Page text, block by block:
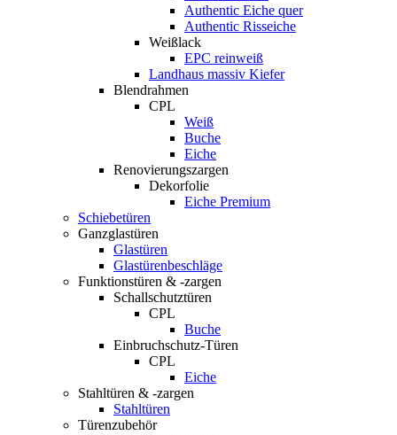
Authentic Eiche quer
Authentic Risseiche
Weißlack
EPC reinweiß
Landhaus massiv Kiefer
Blendrahmen
CPL
Weiß
Buche
Eiche
Renovierungszargen
Dekorfolie
Eiche Premium
Schiebetüren
Ganzglastüren
Glastüren
Glastürenbeschläge
Funktionstüren & -zargen
Schallschutztüren
CPL
Buche
Einbruchschutz-Türen
CPL
Eiche
Stahltüren & -zargen
Stahltüren
Türenzubehör